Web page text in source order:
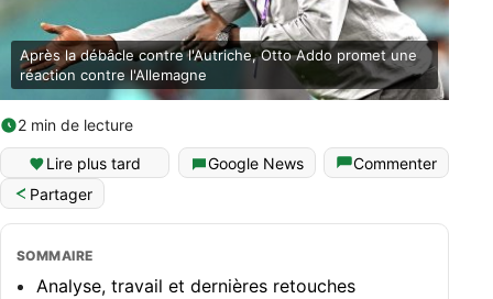
Après la débâcle contre l'Autriche, Otto Addo promet une
réaction contre l'Allemagne
2 min de lecture
Lire plus tard Google News
Commenter
Partager
SOMMAIRE
Analyse, travail et dernières retouches